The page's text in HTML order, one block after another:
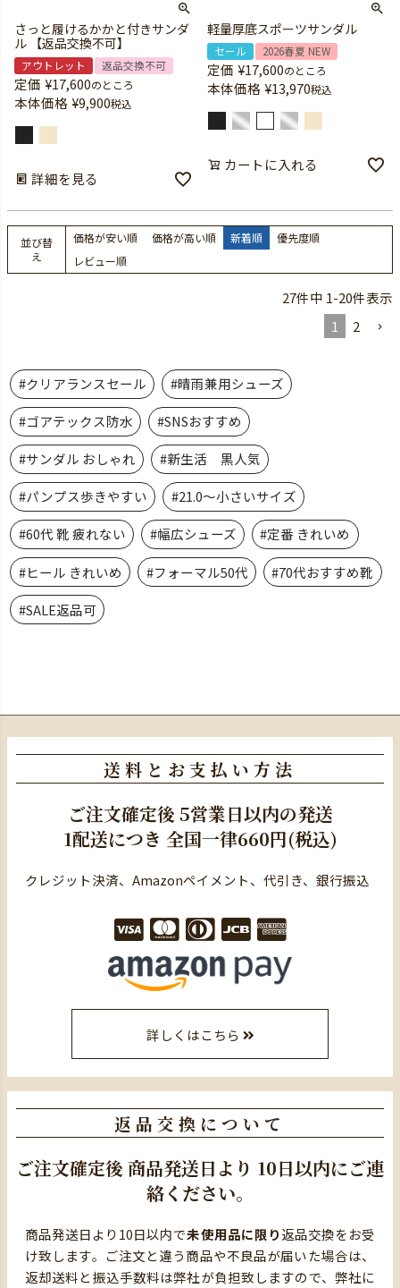
さっと履けるかかと付きサンダ
ル 【返品交換不可】
アウトレット 返品交換不可
定価 ¥17,600のところ
本体価格 ¥9,900税込
詳細を見る
軽量厚底スポーツサンダル
セール 2026春夏 NEW
定価 ¥17,600のところ
本体価格 ¥13,970税込
カートに入れる
並び替
え
価格が安い順 価格が高い順 新着順
優先度順
レビュー順
27件中 1-20件表示
1
2
#クリアランスセール #晴雨兼用シューズ
#ゴアテックス防水 #SNSおすすめ
#サンダル おしゃれ #新生活 黒人気
#パンプス歩きやすい #21.0～小さいサイズ
#60代 靴 疲れない #幅広シューズ #定番 きれいめ
#ヒール きれいめ #フォーマル50代 #70代おすすめ靴
#SALE返品可
送料とお支払い方法
ご注文確定後5営業日以内の発送
1配送につき 全国一律660円(税込)
クレジット決済、Amazonペイメント、代引き、銀行振込
詳しくはこちら
返品交換について
ご注文確定後商品発送日より 10日以内にご連
絡ください。
商品発送日より10日以内で未使用品に限り返品交換をお受
け致します。ご注文と違う商品や不良品が届いた場合は、
返却送料と振込手数料は弊社が負担致しますので、弊社に